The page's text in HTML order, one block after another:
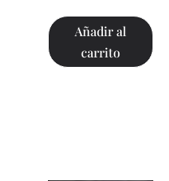
Añadir al
carrito